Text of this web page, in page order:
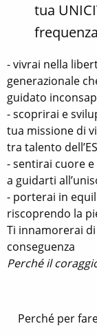
tua
- vivrai nella
generazionale
guidato
- scoprirai e
tua missione di
tra talento
- sentirai cuore
a guidarti
- porterai in
riscoprendo la
Ti innamorerai
conseguenza
Perché il
Perché per